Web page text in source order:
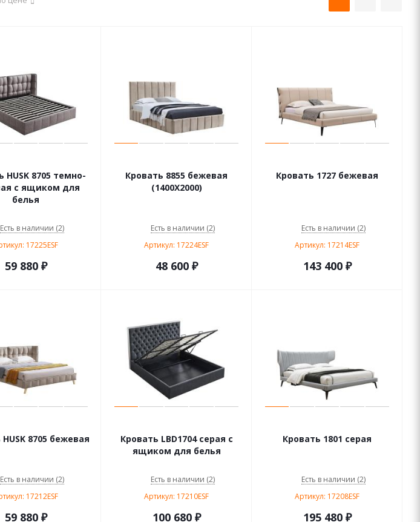
HUSK 8705 темно-
с ящиком для
белья
Есть в наличии (2)
17225ESF
59 880₽
Кровать 8855 бежевая
(1400X2000)
Есть в наличии (2)
Артикул: 17224ESF
48 600₽
Кровать 1727 бежевая
Есть в наличии (2)
Артикул: 17214ESF
143 400₽
8705 бежевая
Есть в наличии (2)
17212ESF
59 880₽
Кровать LBD1704 серая с
ящиком для белья
Есть в наличии (2)
Артикул: 17210ESF
100 680₽
Кровать 1801 серая
Есть в наличии (2)
Артикул: 17208ESF
195 480₽